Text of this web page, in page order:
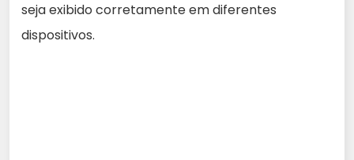
seja exibido corretamente em diferentes
dispositivos.